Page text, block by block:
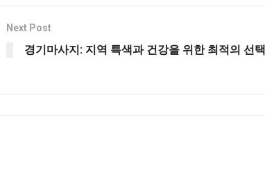
Next Post
경기마사지: 지역 특색과 건강을 위한 최적의 선택